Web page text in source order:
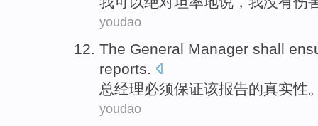
youdao
The General Manager shall
reports.
总经理必须保证该报告的真实性
youdao